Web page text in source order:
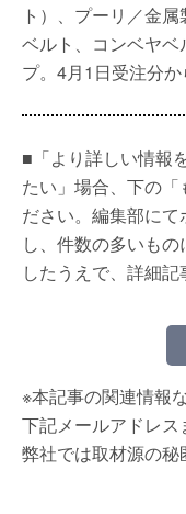
ト）、プーリ／金
ベルト、コンベヤ
プ。4月1日受注分か
■「より詳しい情報
たい」場合、下の「
ださい。編集部に
し、件数の多いも
したうえで、詳細記
※本記事の関連情報
下記メールアドレス
弊社では取材源の秘